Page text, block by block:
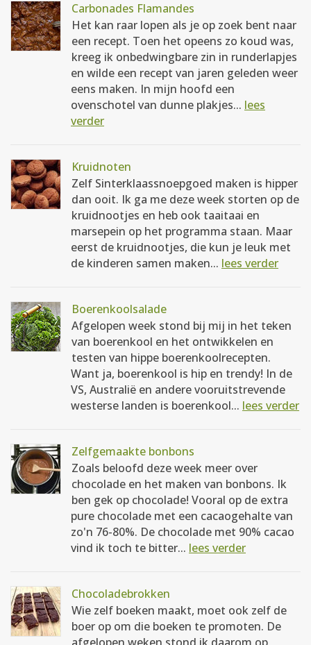
Carbonades Flamandes
Het kan raar lopen als je op zoek bent naar
een recept. Toen het opeens zo koud was,
kreeg ik onbedwingbare zin in runderlapjes
en wilde een recept van jaren geleden weer
eens maken. In mijn hoofd een
ovenschotel van dunne plakjes... lees
verder
Kruidnoten
Zelf Sinterklaassnoepgoed maken is hipper
dan ooit. Ik ga me deze week storten op de
kruidnootjes en heb ook taaitaai en
marsepein op het programma staan. Maar
eerst de kruidnootjes, die kun je leuk met
de kinderen samen maken... lees verder
Boerenkoolsalade
Afgelopen week stond bij mij in het teken
van boerenkool en het ontwikkelen en
testen van hippe boerenkoolrecepten.
Want ja, boerenkool is hip en trendy! In de
VS, Australië en andere vooruitstrevende
westerse landen is boerenkool... lees verder
Zelfgemaakte bonbons
Zoals beloofd deze week meer over
chocolade en het maken van bonbons. Ik
ben gek op chocolade! Vooral op de extra
pure chocolade met een cacaogehalte van
zo'n 76-80%. De chocolade met 90% cacao
vind ik toch te bitter... lees verder
Chocoladebrokken
Wie zelf boeken maakt, moet ook zelf de
boer op om die boeken te promoten. De